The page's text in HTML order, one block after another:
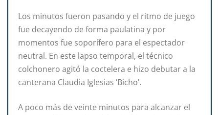
Los minutos fueron pasando y el ritmo de juego
fue decayendo de forma paulatina y por
momentos fue soporífero para el espectador
neutral. En este lapso temporal, el técnico
colchonero agitó la coctelera e hizo debutar a la
canterana Claudia Iglesias ‘Bicho’.
A poco más de veinte minutos para alcanzar el